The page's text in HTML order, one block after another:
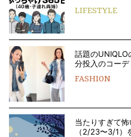
LIFESTYLE
話題のUNIQLO
分投入のコーデ
FASHION
当たりすぎて
（2/23〜3/1）